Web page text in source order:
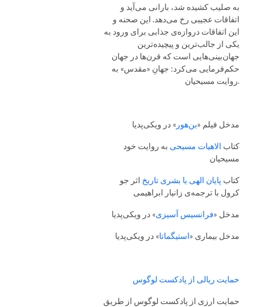
به صلیب کشیده شد، بارانی می‌آید و
اتفاقات عجیبی رخ می‌دهد. این صحنه و
این اتفاقات دروازه‌ی جذابی برای ورود به
یکی از جالب‌ترین و پیچیده‌ترین
جهان‌بینی‌هایی است که قرن‌ها در جهان
حکم‌فرمایی می‌کرد: جهانِ «مقدس» به
روایت مسیحیان.
مدخل فیلم «بن‌هور » در ویکی‌پدیا
کتاب الاهیات مسیحی به روایت خود
مسیحیان
کتاب پایان الهی یا بشری تاریخ اثر جو
کرول با ترجمه‌ی زانیار ابراهیمی
مدخل «فرانسیس آسیزی» در ویکی‌پدیا
مدخل بیماری «استیگماتا» در ویکی‌پدیا
حمایت ریالی از پادکست لوگوس
حمایت ارزی از پادکست لوگوس از طریق